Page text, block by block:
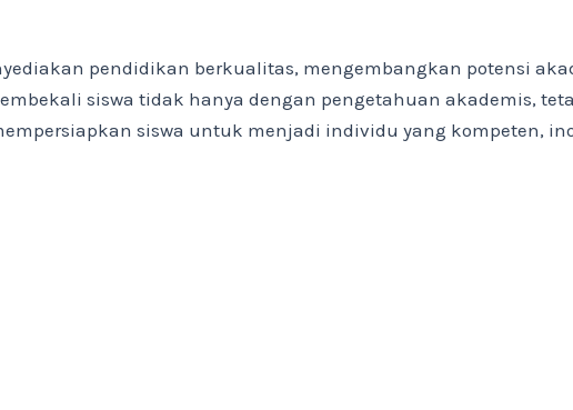
pendidikan berkualitas, mengembangkan potensi
siswa tidak hanya dengan pengetahuan akademis,
siswa untuk menjadi individu yang kompeten,